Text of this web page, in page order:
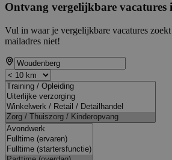
Ontvang vergelijkbare vacatures
Vul in waar je vergelijkbare vacatures
mailadres niet!